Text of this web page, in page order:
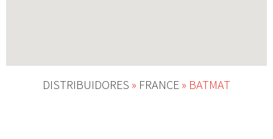
DISTRIBUIDORES » FRANCE » BATMAT